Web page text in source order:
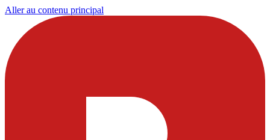
Aller au contenu principal